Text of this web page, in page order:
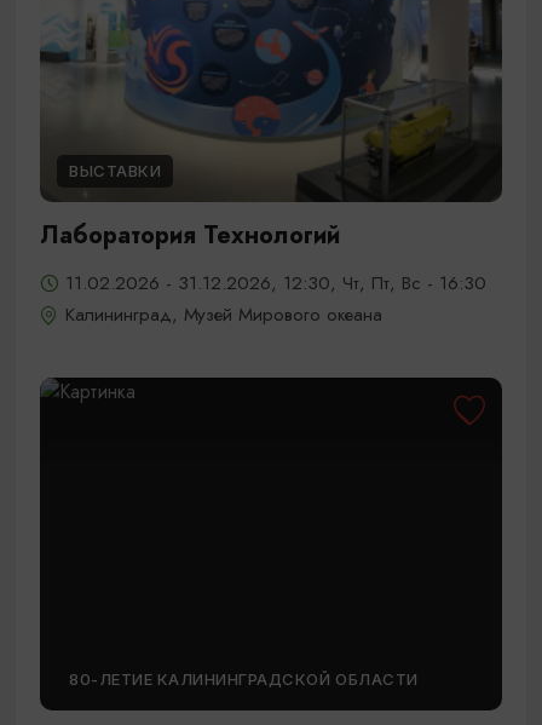
ВЫСТАВКИ
Лаборатория Технологий
11.02.2026 - 31.12.2026, 12:30, Чт, Пт, Вс - 16:30
Калининград, Музей Мирового океана
80-ЛЕТИЕ КАЛИНИНГРАДСКОЙ ОБЛАСТИ